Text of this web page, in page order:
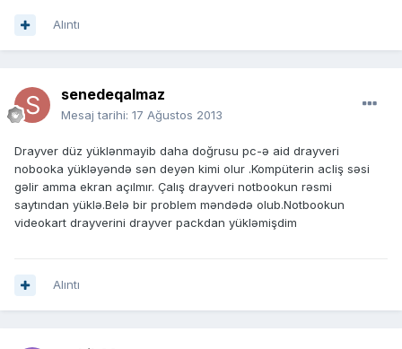
Alıntı
senedeqalmaz
Mesaj tarihi: 17 Ağustos 2013
Drayver düz yüklənmayib daha doğrusu pc-ə aid drayveri
nobooka yükləyəndə sən deyən kimi olur .Kompüterin acliş səsi
gəlir amma ekran açılmır. Çalış drayveri notbookun rəsmi
saytından yüklə.Belə bir problem məndədə olub.Notbookun
videokart drayverini drayver packdan yükləmişdim
Alıntı